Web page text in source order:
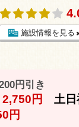
施設情報を見る
円引き
2,750円 土日
円